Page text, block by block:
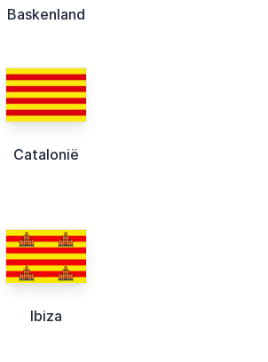
Baskenland
Catalonië
Ibiza